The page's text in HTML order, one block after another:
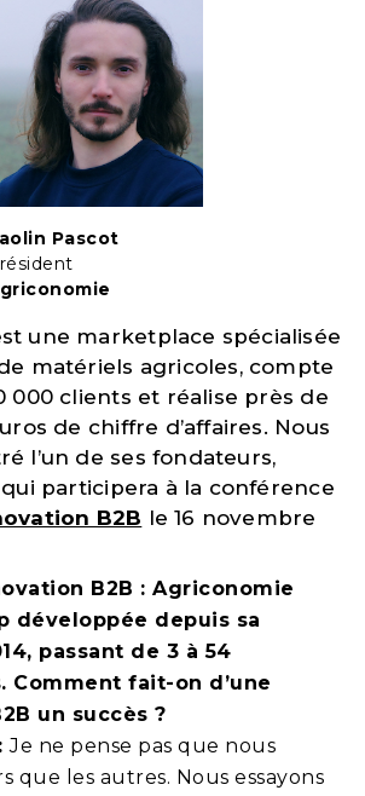
Pascot
une marketplace spécialisée
matériels agricoles, compte
000 clients et réalise près de
de chiffre d’affaires. Nous
l’un de ses fondateurs,
participera à la conférence
B2B le 16 novembre
B2B : Agriconomie
développée depuis sa
passant de 3 à 54
Comment fait-on d’une
un succès ?
Je ne pense pas que nous
que les autres. Nous essayons